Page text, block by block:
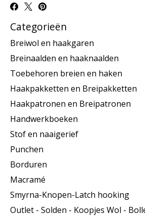
Categorieën
Breiwol en haakgaren
Breinaalden en haaknaalden
Toebehoren breien en haken
Haakpakketten en Breipakketten
Haakpatronen en Breipatronen
Handwerkboeken
Stof en naaigerief
Punchen
Borduren
Macramé
Smyrna-Knopen-Latch hooking
Outlet - Solden - Koopjes Wol -